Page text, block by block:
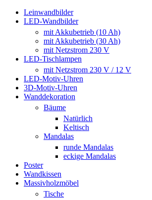
Leinwandbilder
LED-Wandbilder
mit Akkubetrieb (10 Ah)
mit Akkubetrieb (30 Ah)
mit Netzstrom 230 V
LED-Tischlampen
mit Netzstrom 230 V / 12 V
LED-Motiv-Uhren
3D-Motiv-Uhren
Wanddekoration
Bäume
Natürlich
Keltisch
Mandalas
runde Mandalas
eckige Mandalas
Poster
Wandkissen
Massivholzmöbel
Tische